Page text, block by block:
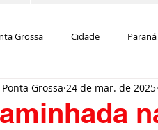
Grossa Cidade Paraná
Campos Gerais
Ponta Grossa 24 de mar. de 2025